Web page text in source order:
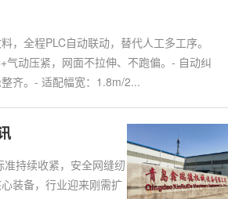
，全程PLC自动联动，替代人工多工序。
动压紧，网面不拉伸、不跑偏。- 自动纠
齐。- 适配幅宽：1.8m/2...
持续收紧，安全网缝纫
装备，行业迎来刚需扩